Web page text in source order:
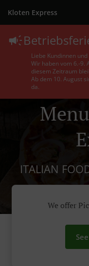
Kloten Express
Liebe Kundinnen und
Wir haben vom 6.-9.
diesem Zeitraum
Ab dem 10. August
da.
ITALIAN
We offer